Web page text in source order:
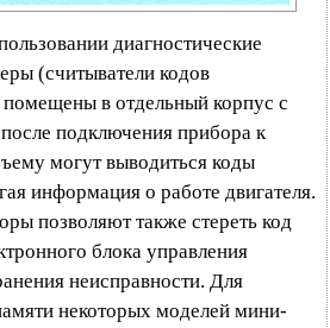
диагностические
(считыватели кодов
в отдельный корпус с
подключения прибора к
могут выводиться коды
информация о работе двигателя.
позволяют также стереть код
блока управления
неисправности. Для
некоторых моделей мини-